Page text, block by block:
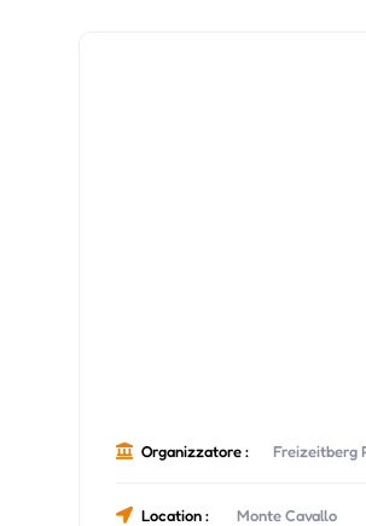
Organizzatore : Freizeitberg
Location : Monte Cavallo